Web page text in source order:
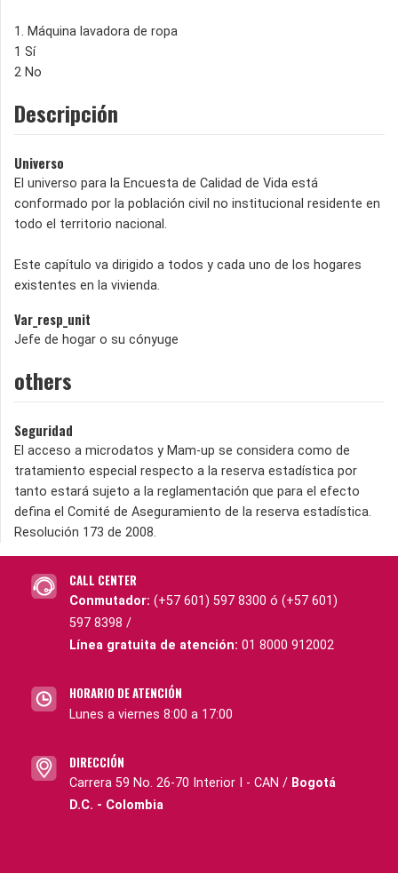
1. Máquina lavadora de ropa
1 Sí
2 No
Descripción
Universo
El universo para la Encuesta de Calidad de Vida está
conformado por la población civil no institucional residente en
todo el territorio nacional.
Este capítulo va dirigido a todos y cada uno de los hogares
existentes en la vivienda.
Var_resp_unit
Jefe de hogar o su cónyuge
others
Seguridad
El acceso a microdatos y Mam-up se considera como de
tratamiento especial respecto a la reserva estadística por
tanto estará sujeto a la reglamentación que para el efecto
defina el Comité de Aseguramiento de la reserva estadística.
Resolución 173 de 2008.
CALL CENTER
Conmutador: (+57 601) 597 8300 ó (+57 601)
597 8398 /
Línea gratuita de atención: 01 8000 912002
HORARIO DE ATENCIÓN
Lunes a viernes 8:00 a 17:00
DIRECCIÓN
Carrera 59 No. 26-70 Interior I - CAN / Bogotá
D.C. - Colombia